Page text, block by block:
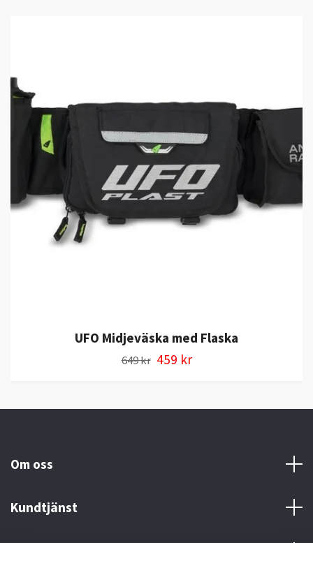
UFO Midjeväska med Flaska
649 kr 459 kr
Om oss
Kundtjänst